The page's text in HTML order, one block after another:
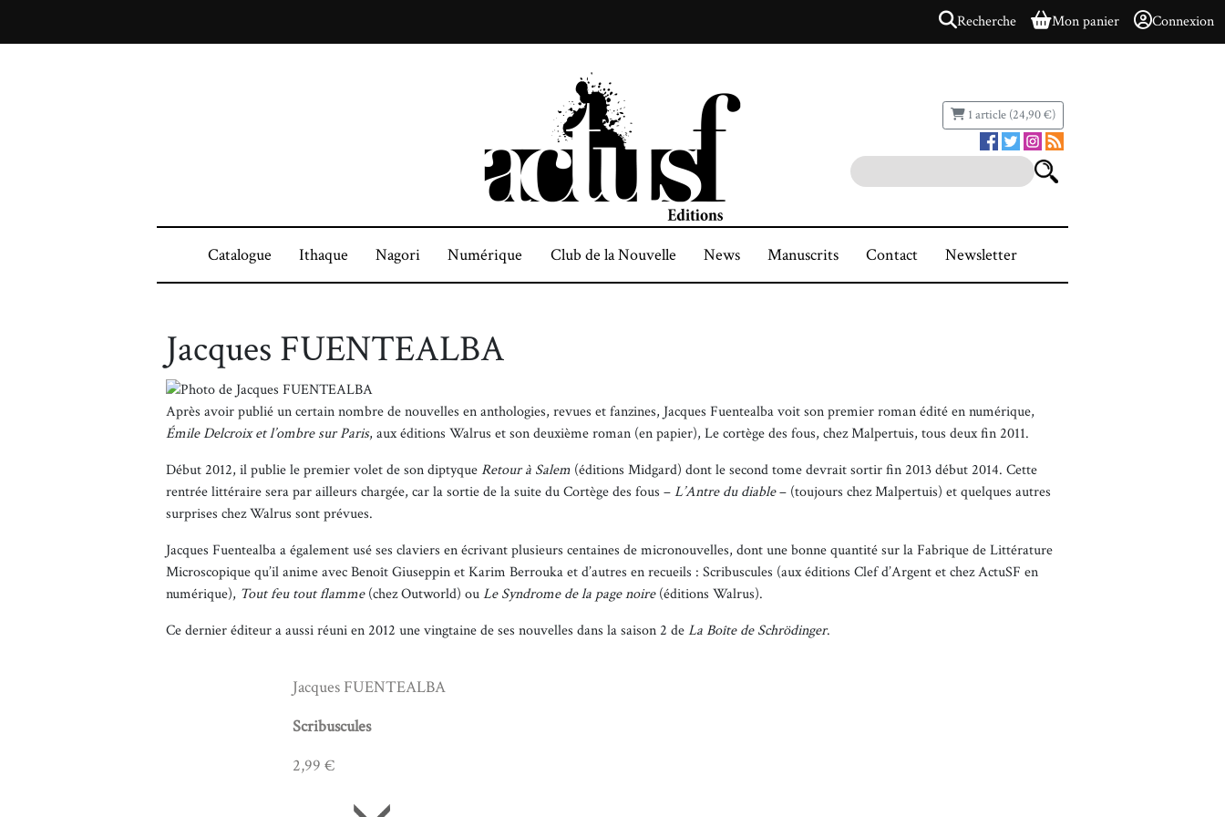
Recherche Mon panier Connexion
1 article (24,90 €)
Catalogue Ithaque Nagori Numérique Club de la Nouvelle News Manuscrits Contact Newsletter
Jacques FUENTEALBA
Après avoir publié un certain nombre de nouvelles en anthologies, revues et fanzines, Jacques Fuentealba voit son premier roman édité en numérique,
Émile Delcroix et l’ombre sur Paris, aux éditions Walrus et son deuxième roman (en papier), Le cortège des fous, chez Malpertuis, tous deux fin 2011.
Début 2012, il publie le premier volet de son diptyqueRetour à Salem (éditions Midgard) dont le second tome devrait sortir fin 2013 début 2014. Cette
rentrée littéraire sera par ailleurs chargée, car la sortie de la suite du Cortège des fous –L’Antre du diable– (toujours chez Malpertuis) et quelques autres
surprises chez Walrus sont prévues.
Jacques Fuentealba a également usé ses claviers en écrivant plusieurs centaines de micronouvelles, dont une bonne quantité sur la Fabrique de Littérature
Microscopique qu’il anime avec Benoît Giuseppin et Karim Berrouka et d’autres en recueils : Scribuscules (aux éditions Clef d’Argent et chez ActuSF en
numérique), Tout feu tout flamme(chez Outworld) ouLe Syndrome de la page noire(éditions Walrus).
Ce dernier éditeur a aussi réuni en 2012 une vingtaine de ses nouvelles dans la saison 2 deLa Boîte de Schrödinger.
Jacques FUENTEALBA
Scribuscules
2,99 €